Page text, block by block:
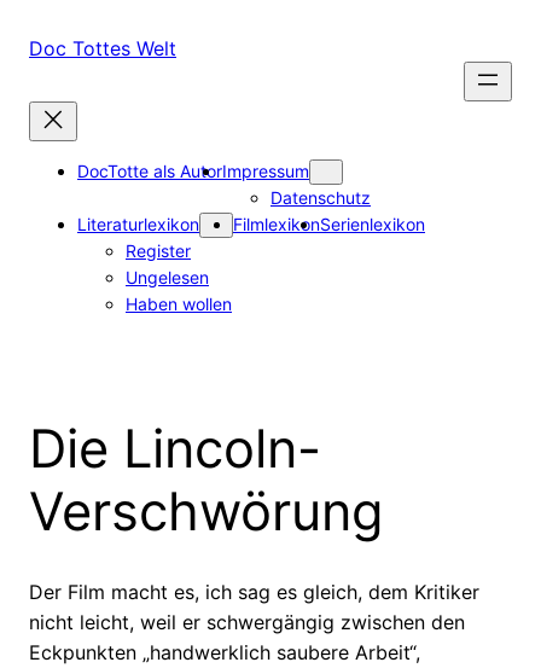
InhaltDoc Tottes Welt
DocTotte als AutorImpressum
Datenschutz
Literaturlexikon
Register
Ungelesen
Haben wollen
FilmlexikonSerienlexikon
Die Lincoln-
Verschwörung
Der Film macht es, ich sag es gleich, dem Kritiker
nicht leicht, weil er schwergängig zwischen den
Eckpunkten „handwerklich saubere Arbeit“,